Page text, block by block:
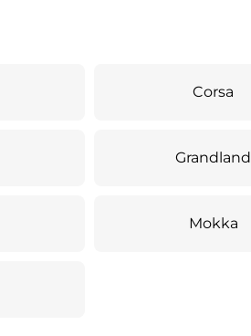
Corsa
Grandland
Mokka